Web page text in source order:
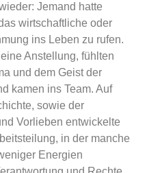
Jemand hatte
wirtschaftliche oder
ins Leben zu rufen.
Anstellung, fühlten
und dem Geist der
kamen ins Team. Auf
sowie der
Vorlieben entwickelte
in der manche
Energien